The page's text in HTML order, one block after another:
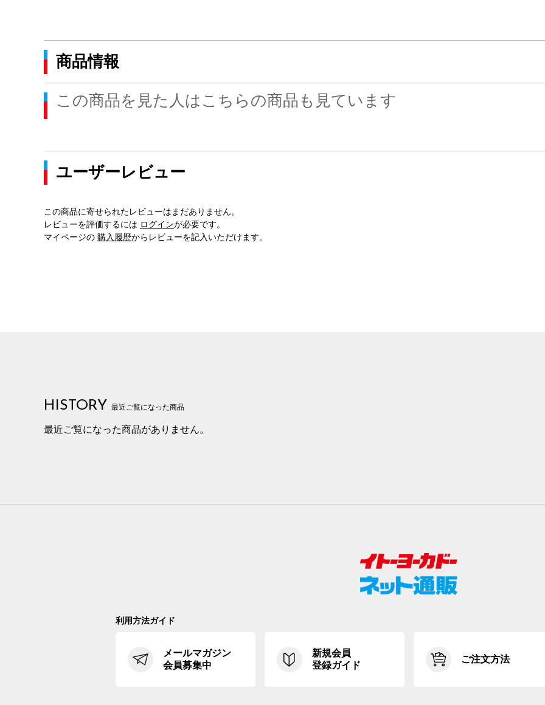
商品情報
この商品を見た人はこちらの商品も見ています
ユーザーレビュー
この商品に寄せられたレビューはまだありません。
レビューを評価するには ログインが必要です。
マイページの 購入履歴からレビューを記入いただけます。
HISTORY 最近ご覧になった商品
最近ご覧になった商品がありません。
利用方法ガイド
メールマガジン
会員募集中
新規会員
登録ガイド
ご注文方法